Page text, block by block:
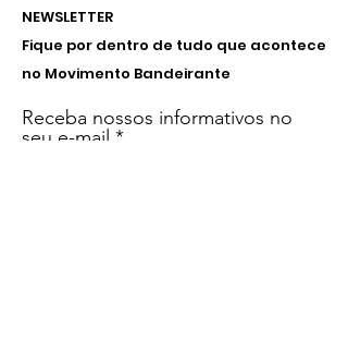
NEWSLETTER
Fique por dentro de tudo que acontece
no Movimento Bandeirante
Receba nossos informativos no
seu e-mail